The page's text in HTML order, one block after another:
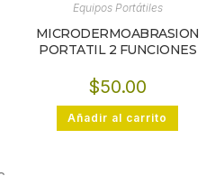
Equipos Portátiles
MICRODERMOABRASION
PORTATIL 2 FUNCIONES
$50.00
Añadir al carrito